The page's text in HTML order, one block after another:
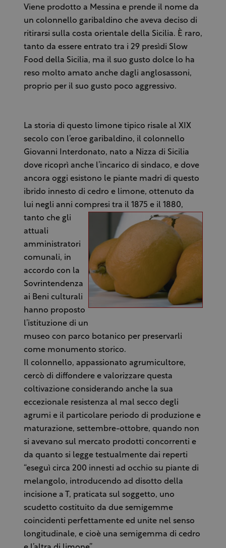
Viene prodotto a Messina e prende il nome da
un colonnello garibaldino che aveva deciso di
ritirarsi sulla costa orientale della Sicilia. È raro,
tanto da essere entrato tra i 29 presìdi Slow
Food della Sicilia, ma il suo gusto dolce lo ha
reso molto amato anche dagli anglosassoni,
proprio per il suo gusto poco aggressivo.
La storia di questo limone tipico risale al XIX
secolo con l’eroe garibaldino, il colonnello
Giovanni Interdonato, nato a Nizza di Sicilia
dove ricoprì anche l’incarico di sindaco, e dove
ancora oggi esistono le piante madri di questo
ibrido innesto di cedro e limone, ottenuto da
lui negli anni compresi tra il 1875 e il 1880,
tanto che gli
attuali
amministratori
comunali, in
accordo con la
Sovrintendenza
ai Beni culturali
hanno proposto
l’istituzione di un
museo con parco botanico per preservarli
come monumento storico.
Il colonnello, appassionato agrumicultore,
cercò di diffondere e valorizzare questa
coltivazione considerando anche la sua
eccezionale resistenza al mal secco degli
agrumi e il particolare periodo di produzione e
maturazione, settembre-ottobre, quando non
si avevano sul mercato prodotti concorrenti e
da quanto si legge testualmente dai reperti
“eseguì circa 200 innesti ad occhio su piante di
melangolo, introducendo ad disotto della
incisione a T, praticata sul soggetto, uno
scudetto costituito da due semigemme
coincidenti perfettamente ed unite nel senso
longitudinale, e cioè una semigemma di cedro